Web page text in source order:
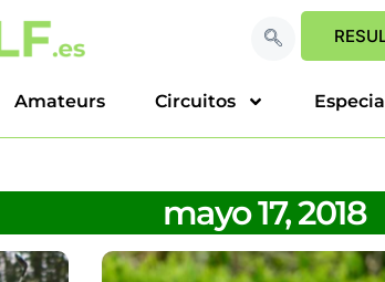
Amateurs Circuitos
mayo 17, 2018